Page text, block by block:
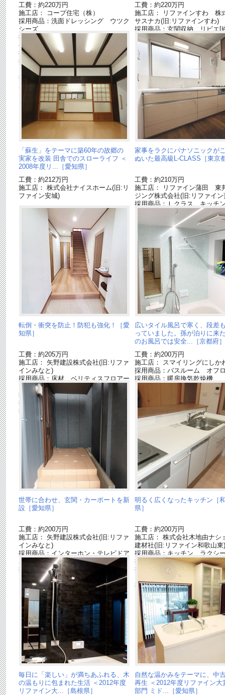
工費：約220万円
施工店： コープ住宅（株）
採用商品：洗面ドレッシング ウツク
シーズ
採用商品：ベリティス クラフトレー
ベル
採用商品：ホシ姫サマ
採用商品：フローリング：アーキスペ
ックシリーズ
採用商品：マンションリフォームバス
ルーム MR
工費：約220万円
施工店： リファインすわ 株
サスナカ(旧:リファインすわ)
採用商品：玄関収納 リビエ[
「蘇生」をテーマに築60年の故郷の
実家を改装 田舎でのスローライフ ＜
2008年度リ...［愛知県］
工費：約212万円
施工店： 株式会社ナイスホーム(旧:リ
ファイン安城)
家事をラクにパナソニックが
ぬいた最高級L-CLASS［東京
工費：約210万円
施工店： リファイン蒲田 東
ジング株式会社(旧:リファイン
採用商品：Ｌクラス キッチ
転倒・衝突を防止！防犯も強化！［愛
知県］
工費：約205万円
施工店： 矢野建設株式会社(旧:リファ
インみなと)
採用商品：床材 ベリティスフロアー
S
採用商品：システム階段・手すり
採用商品：内装ドア ベリティス
採用商品：玄関収納 クロークボック
ス
広いタイル風呂で寒く、段差
っていました。孫が泊りに来
のお風呂では安全...［京都府］
工費：約200万円
施工店： スマイリングにしか
採用商品：バスルーム オフ
採用商品：暖房換気乾燥機
世帯に合わせ、玄関・カーポートを新
設［愛知県］
工費：約200万円
施工店： 矢野建設株式会社(旧:リファ
インみなと)
採用商品：インターホン・テレビドア
採用商品：照明 スポットライト
明るく広くなったキッチン［
県］
工費：約200万円
施工店： 株式会社木地由ナシ
建材社(旧:リファイン和歌山東)
採用商品：キッチン ラクシ
採用商品：カップボード
採用商品：床材 ジョイハー
採用商品：LED照明 ダウン
毎日に「楽しい」が満ちあふれる、木
の温もりに包まれた生活 ＜2012年度
リファイン大...［島根県］
自然な温かみをテーマに、中
再生 ＜2012年度リファイン大
部門 ミド...［愛知県］